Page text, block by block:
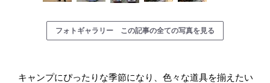
フォトギャラリー この記事の全ての写真を見る
キャンプにぴったりな季節になり、色々な道具を揃えたい